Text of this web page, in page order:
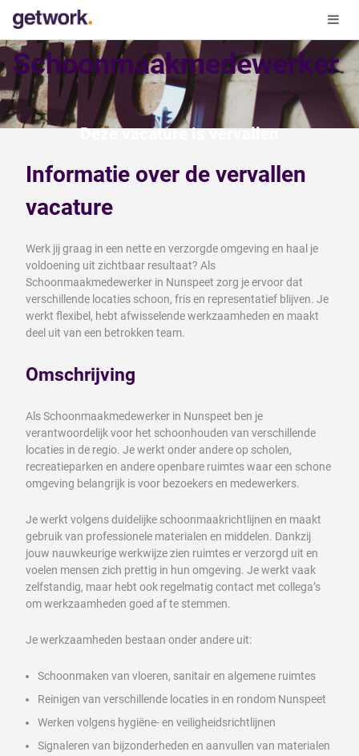
Schoonmaakmedewerker
Deze vacature is vervallen
Informatie over de vervallen
vacature
Werk jij graag in een nette en verzorgde omgeving en haal je
voldoening uit zichtbaar resultaat? Als
Schoonmaakmedewerker in Nunspeet zorg je ervoor dat
verschillende locaties schoon, fris en representatief blijven. Je
werkt flexibel, hebt afwisselende werkzaamheden en maakt
deel uit van een betrokken team.
Omschrijving
Als Schoonmaakmedewerker in Nunspeet ben je
verantwoordelijk voor het schoonhouden van verschillende
locaties in de regio. Je werkt onder andere op scholen,
recreatieparken en andere openbare ruimtes waar een schone
omgeving belangrijk is voor bezoekers en medewerkers.
Je werkt volgens duidelijke schoonmaakrichtlijnen en maakt
gebruik van professionele materialen en middelen. Dankzij
jouw nauwkeurige werkwijze zien ruimtes er verzorgd uit en
voelen mensen zich prettig in hun omgeving. Je werkt vaak
zelfstandig, maar hebt ook regelmatig contact met collega’s
om werkzaamheden goed af te stemmen.
Je werkzaamheden bestaan onder andere uit:
Schoonmaken van vloeren, sanitair en algemene ruimtes
Reinigen van verschillende locaties in en rondom Nunspeet
Werken volgens hygiëne- en veiligheidsrichtlijnen
Signaleren van bijzonderheden en aanvullen van materialen